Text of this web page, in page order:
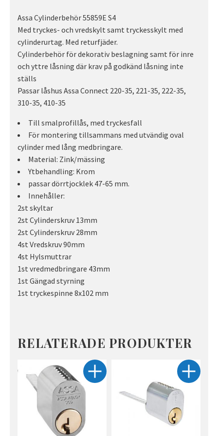
Assa Cylinderbehör 55859E S4
Med tryckes- och vredskylt samt tryckesskylt med
cylinderurtag. Med returfjäder.
Cylinderbehör för dekorativ beslagning samt för inre
och yttre låsning där krav på godkänd låsning inte
ställs
Passar låshus Assa Connect 220-35, 221-35, 222-35,
310-35, 410-35
Till smalprofillås, med tryckesfall
För montering tillsammans med utvändig oval
cylinder med lång medbringare.
Material: Zink/mässing
Ytbehandling: Krom
passar dörrtjocklek 47-65 mm.
Innehåller:
2st skyltar
2st Cylinderskruv 13mm
2st Cylinderskruv 28mm
4st Vredskruv 90mm
4st Hylsmuttrar
1st vredmedbringare 43mm
1st Gängad styrning
1st tryckespinne 8x102 mm
RELATERADE PRODUKTER